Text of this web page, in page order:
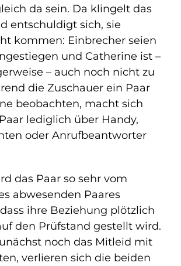
da sein. Da klingelt das
entschuldigt sich, sie
kommen: Einbrecher seien
und Catherine ist –
– auch noch nicht zu
die Zuschauer ein Paar
beobachten, macht sich
lediglich über Handy,
oder Anrufbeantworter
das Paar so sehr vom
abwesenden Paares
ihre Beziehung plötzlich
den Prüfstand gestellt wird.
noch das Mitleid mit
verlieren sich die beiden